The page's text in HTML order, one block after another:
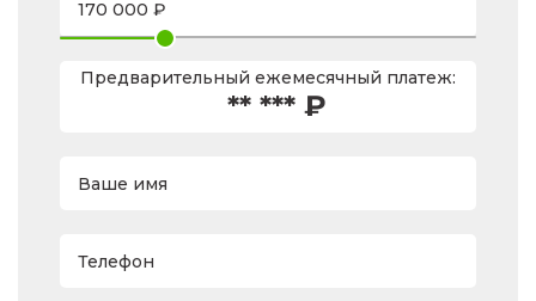
Предварительный ежемесячный платеж:
** *** ₽
Ваше имя
Телефон